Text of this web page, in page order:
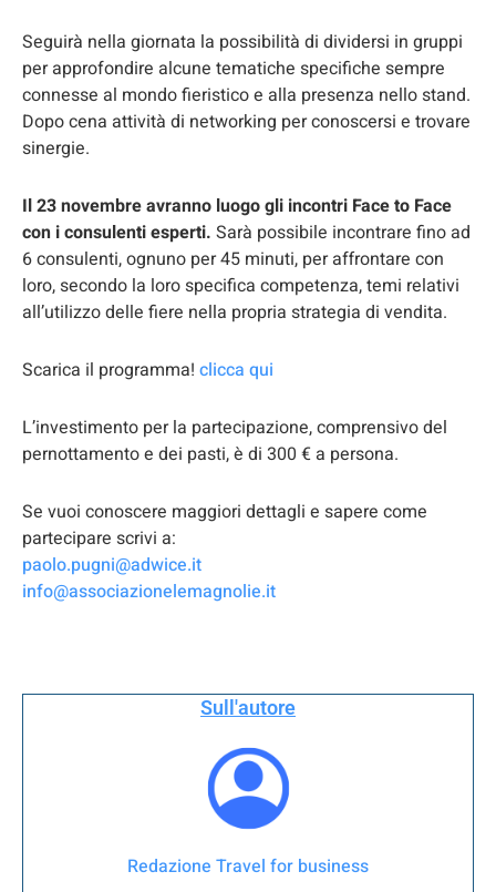
Seguirà nella giornata la possibilità di dividersi in gruppi
per approfondire alcune tematiche specifiche sempre
connesse al mondo fieristico e alla presenza nello stand.
Dopo cena attività di networking per conoscersi e trovare
sinergie.
Il 23 novembre avranno luogo gli incontri Face to Face
con i consulenti esperti. Sarà possibile incontrare fino ad
6 consulenti, ognuno per 45 minuti, per affrontare con
loro, secondo la loro specifica competenza, temi relativi
all’utilizzo delle fiere nella propria strategia di vendita.
Scarica il programma! clicca qui
L’investimento per la partecipazione, comprensivo del
pernottamento e dei pasti, è di 300 € a persona.
Se vuoi conoscere maggiori dettagli e sapere come
partecipare scrivi a:
paolo.pugni@adwice.it
info@associazionelemagnolie.it
Sull'autore
Redazione Travel for business